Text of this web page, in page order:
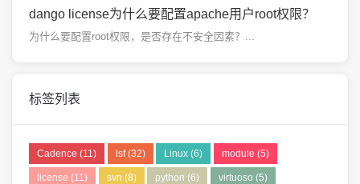
dango license为什么要配置apache用户root权限？
为什么要配置root权限，是否存在不安全因素？...
标签列表
Cadence (11) lsf(32) Linux (6) module (5)
license (11) svn (8) python (6) virtuoso (5)